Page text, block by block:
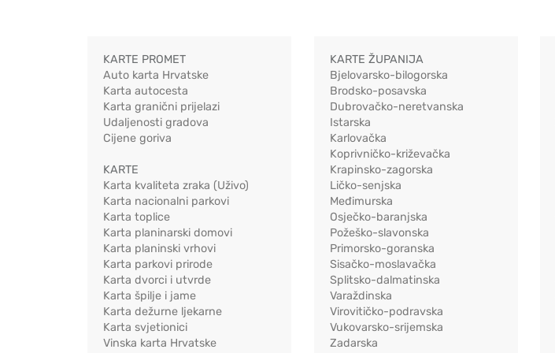
KARTE PROMET
Auto karta Hrvatske
Karta autocesta
Karta granični prijelazi
Udaljenosti gradova
Cijene goriva
KARTE
Karta kvaliteta zraka (Uživo)
Karta nacionalni parkovi
Karta toplice
Karta planinarski domovi
Karta planinski vrhovi
Karta parkovi prirode
Karta dvorci i utvrde
Karta špilje i jame
Karta dežurne ljekarne
Karta svjetionici
Vinska karta Hrvatske
KARTE ŽUPANIJA
Bjelovarsko-bilogorska
Brodsko-posavska
Dubrovačko-neretvanska
Istarska
Karlovačka
Koprivničko-križevačka
Krapinsko-zagorska
Ličko-senjska
Međimurska
Osječko-baranjska
Požeško-slavonska
Primorsko-goranska
Sisačko-moslavačka
Splitsko-dalmatinska
Varaždinska
Virovitičko-podravska
Vukovarsko-srijemska
Zadarska